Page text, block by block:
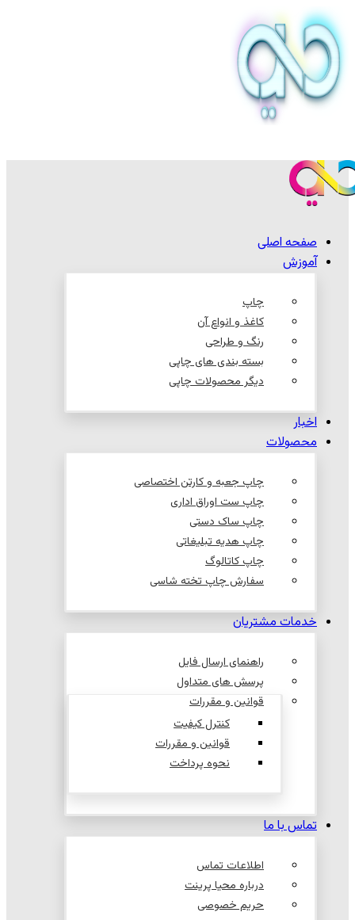
صفحه اصلی
آموزش
چاپ
کاغذ و انواع آن
رنگ و طراحی
بسته بندی های چاپی
دیگر محصولات چاپی
اخبار
محصولات
چاپ جعبه و کارتن اختصاصی
چاپ ست اوراق اداری
چاپ ساک دستی
چاپ هدیه تبلیغاتی
چاپ کاتالوگ
سفارش چاپ تخته شاسی
خدمات مشتریان
راهنمای ارسال فایل
پرسش های متداول
قوانین و مقررات
کنترل کیفیت
قوانین و مقررات
نحوه پرداخت
تماس با ما
اطلاعات تماس
درباره محیا پرینت
حریم خصوصی